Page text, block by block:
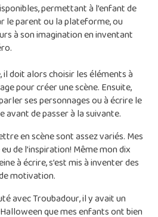
permettant à l’enfant de
le parent ou la plateforme, ou
à son imagination en inventant
doit alors choisir les éléments à
pour créer une scène. Ensuite,
ses personnages ou à écrire le
avant de passer à la suivante.
en scène sont assez variés. Mes
de l’inspiration! Même mon dix
à écrire, s’est mis à inventer des
motivation.
avec Troubadour, il y avait un
que mes enfants ont bien